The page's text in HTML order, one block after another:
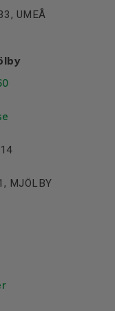
UMEÅ
MJÖLBY